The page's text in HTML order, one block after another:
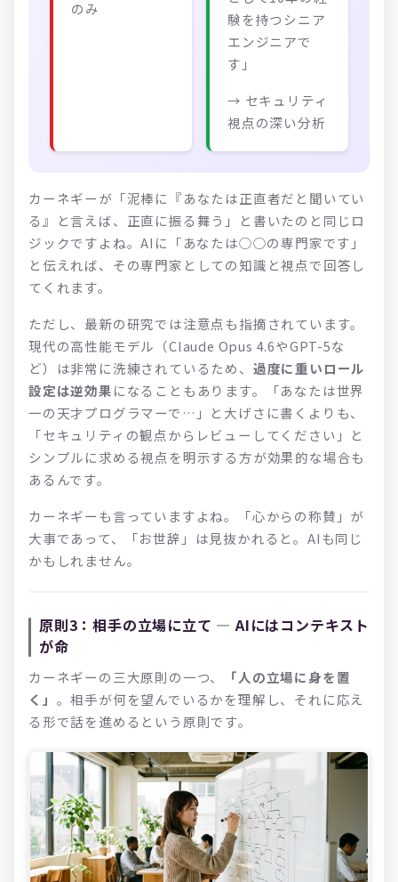
のみ
験を持つシニア
エンジニアで
す」
→ セキュリティ
視点の深い分析
カーネギーが「泥棒に『あなたは正直者だと聞いてい
る』と言えば、正直に振る舞う」と書いたのと同じロ
ジックですよね。AIに「あなたは○○の専門家です」
と伝えれば、その専門家としての知識と視点で回答し
てくれます。
ただし、最新の研究では注意点も指摘されています。
現代の高性能モデル（Claude Opus 4.6やGPT-5な
ど）は非常に洗練されているため、 過度に重いロール
設定は逆効果になることもあります。「あなたは世界
一の天才プログラマーで…」と大げさに書くよりも、
「セキュリティの観点からレビューしてください」と
シンプルに求める視点を明示する方が効果的な場合も
あるんです。
カーネギーも言っていますよね。「心からの称賛」が
大事であって、「お世辞」は見抜かれると。AIも同じ
かもしれません。
原則3：相手の立場に立て — AIにはコンテキスト
が命
カーネギーの三大原則の一つ、
「人の立場に身を置
く」 。相手が何を望んでいるかを理解し、それに応え
る形で話を進めるという原則です。